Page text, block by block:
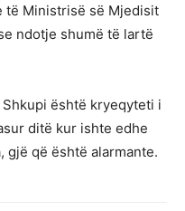
të Ministrisë së Mjedisit
ndotje shumë të lartë
është kryeqyteti i
ditë kur ishte edhe
gjë që është alarmante.